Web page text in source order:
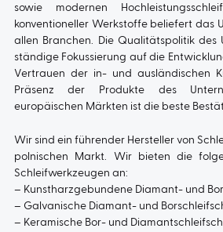
sowie modernen
konventioneller Werkstoffe beliefert das
allen Branchen. Die Qualitätspolitik des
ständige Fokussierung auf die
Vertrauen der in- und ausländischen
Präsenz der Produkte des
europäischen Märkten ist die beste
Wir sind ein führender Hersteller von
polnischen Markt. Wir bieten die
Schleifwerkzeugen an:
– Kunstharzgebundene Diamant- und
– Galvanische Diamant- und
– Keramische Bor- und